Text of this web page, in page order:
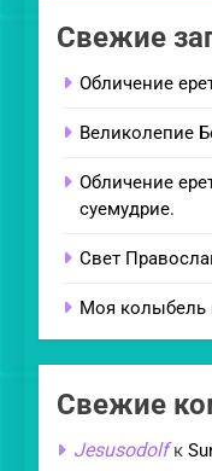
Свежие
Обличение
Великолепие
Обличение
суемудрие.
Свет
Моя колыбель
Свежие
Jesusodolfк